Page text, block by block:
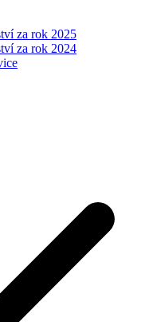
za rok 2025
za rok 2024